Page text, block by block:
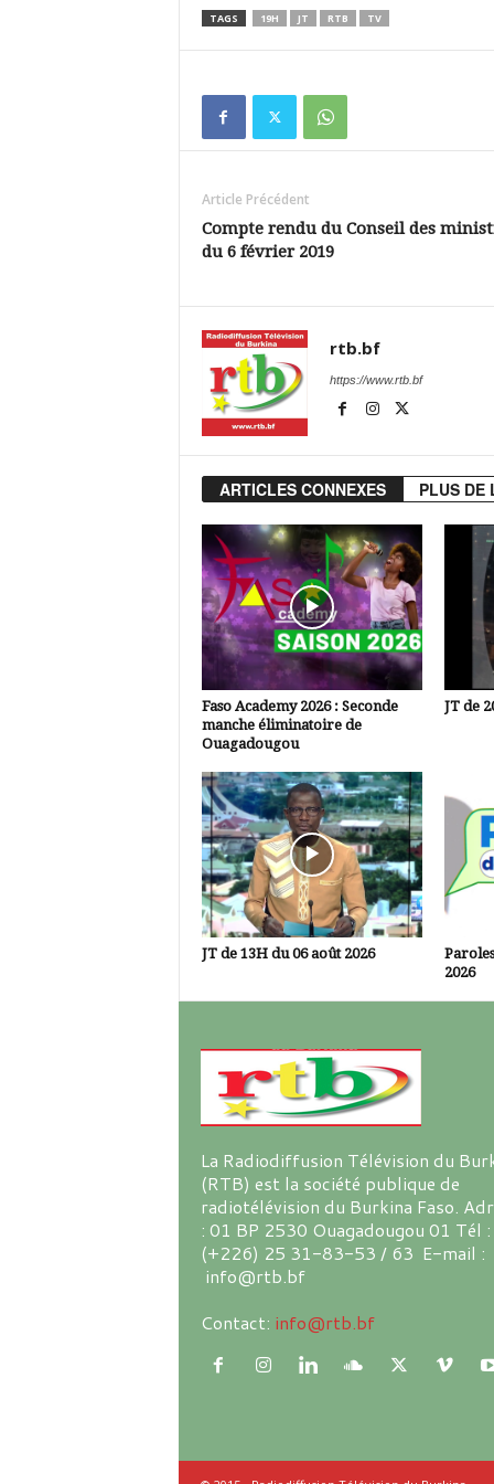
TAGS 19H JT RTB TV
Article Précédent
Compte rendu du Conseil des
du 6 février 2019
rtb.bf
https://www.rtb.bf
ARTICLES CONNEXES PLUS DE
Faso Academy 2026 : Seconde
manche éliminatoire de
Ouagadougou
JT de
JT de 13H du 06 août 2026
2026
La Radiodiffusion Télévision du
(RTB) est la société publique de
radiotélévision du Burkina Faso.
: 01 BP 2530 Ouagadougou 01 Tél :
(+226) 25 31-83-53 / 63 E-mail :
info@rtb.bf
Contact: info@rtb.bf